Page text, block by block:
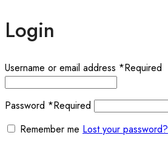
Login
Username or email address *Required
Password *Required
Remember me Lost your password?